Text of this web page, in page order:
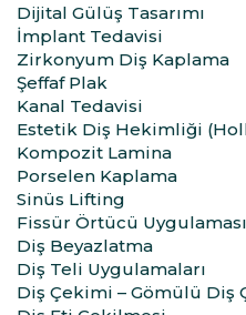
Dijital Gülüş Tasarımı
İmplant Tedavisi
Zirkonyum Diş Kaplama
Şeffaf Plak
Kanal Tedavisi
Estetik Diş Hekimliği
Kompozit Lamina
Porselen Kaplama
Sinüs Lifting
Fissür Örtücü Uygulaması
Diş Beyazlatma
Diş Teli Uygulamaları
Diş Çekimi – Gömülü Diş